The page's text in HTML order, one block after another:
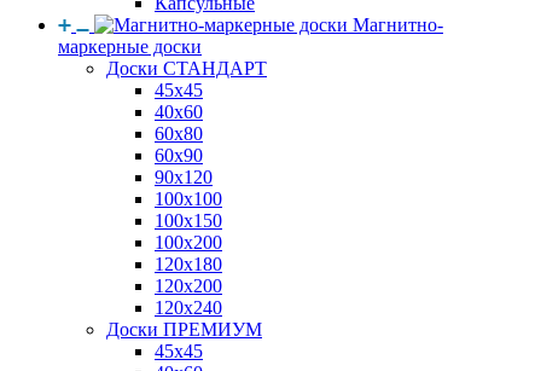
Магнитно-
маркерные доски
Доски СТАНДАРТ
45x45
40x60
60x80
60x90
90x120
100x100
100x150
100x200
120x180
120x200
120x240
Доски ПРЕМИУМ
45x45